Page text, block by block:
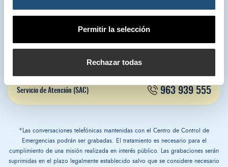
Permitir la selección
Rechazar todas
963 939 500
900 859 573*
Servicio de Atención (SAC) 963 939 555
*Las conversaciones telefónicas mantenidas con el Centro de Control de
Emergencias podrán ser grabadas. El tratamiento es necesario para el
cumplimiento de una misión realizada en interés público. Las grabaciones serán
suprimidas en el plazo legalmente establecido salvo que se considere necesario